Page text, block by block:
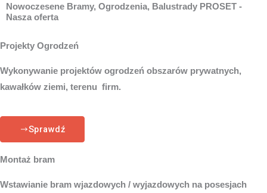
Nowoczesene Bramy, Ogrodzenia, Balustrady PROSET -
Nasza oferta
Projekty Ogrodzeń
Wykonywanie projektów ogrodzeń obszarów prywatnych,
kawałków ziemi, terenu firm.
Sprawdź
Montaż bram
Wstawianie bram wjazdowych / wyjazdowych na posesjach